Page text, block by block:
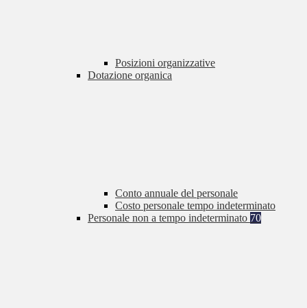
Posizioni organizzative
Dotazione organica
Conto annuale del personale
Costo personale tempo indeterminato
Personale non a tempo indeterminato 70